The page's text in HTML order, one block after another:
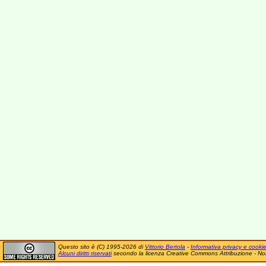
Questo sito è (C) 1995-2026 di Vittorio Bertola - Informativa privacy e cookie
Alcuni diritti riservatisecondo la licenza Creative Commons Attribuzione -